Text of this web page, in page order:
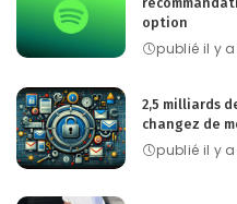
option
publié il y
2,5 milliards
changez de
publié il y a